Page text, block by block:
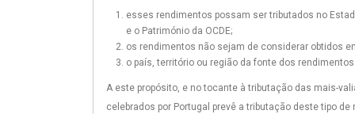
esses rendimentos possam ser tributados no
e o Património da OCDE;
os rendimentos não sejam de considerar obtidos
o país, território ou região da fonte dos
A este propósito, e no tocante à tributação das mais-
celebrados por Portugal prevê a tributação deste tipo